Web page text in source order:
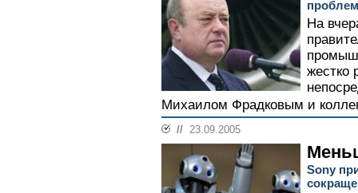
На
жестко
Михаилом Фрадковым и
// 23.09.2005
Sony